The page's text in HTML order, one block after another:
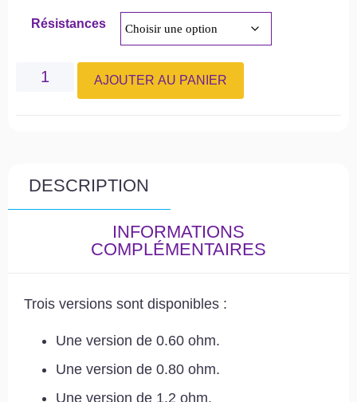
Résistances
AJOUTER AU PANIER
DESCRIPTION
INFORMATIONS
COMPLÉMENTAIRES
Trois versions sont disponibles :
Une version de 0.60 ohm.
Une version de 0.80 ohm.
Une version de 1.2 ohm.